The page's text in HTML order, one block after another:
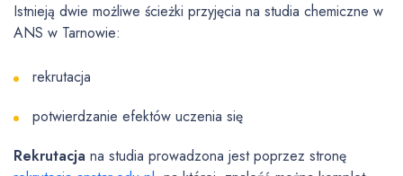
Istnieją dwie możliwe ścieżki przyjęcia na studia chemiczne w
ANS w Tarnowie:
rekrutacja
potwierdzanie efektów uczenia się
Rekrutacja na studia prowadzona jest poprzez stronę